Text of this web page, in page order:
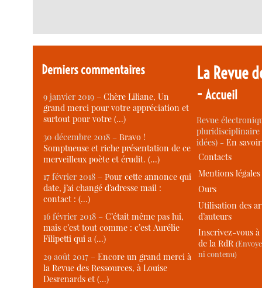
Derniers commentaires
9 janvier 2019 –Chère Liliane, Un
grand merci pour votre appréciation et
surtout pour votre (…)
30 décembre 2018 –Bravo !
Somptueuse et riche présentation de ce
merveilleux poète et érudit. (…)
17 février 2018 –Pour cette annonce qui
date, j’ai changé d’adresse mail :
contact : (…)
16 février 2018 –C’était même pas lui,
mais c’est tout comme : c’est Aurélie
Filipetti qui a (…)
29 août 2017 –Encore un grand merci à
la Revue des Ressources, à Louise
Desrenards et (…)
La Revue
-Accueil
Revue
idées) -En
Contacts
Mentions légales
Ours
Utilisation des
d’auteurs
Inscrivez-vous
de la RdR
ni contenu)